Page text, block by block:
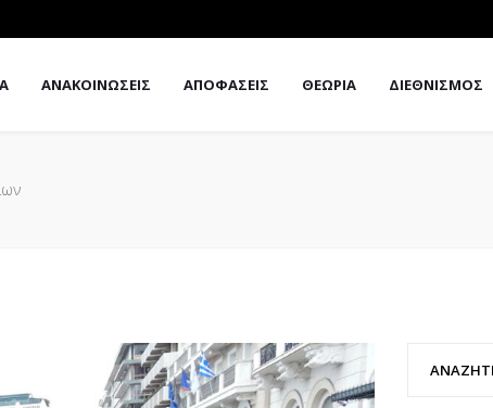
ΑΝΑΚΟΙΝΩΣΕΙΣ ΑΠΟΦΑΣΕΙΣ ΘΕΩΡΙΑ ΔΙΕΘΝΙΣΜΟΣ